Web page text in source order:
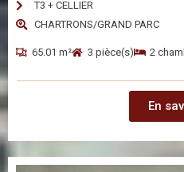
T3 + CELLIER
CHARTRONS/GRAND PARC
65.01 m² 3 pièce(s) 2
En